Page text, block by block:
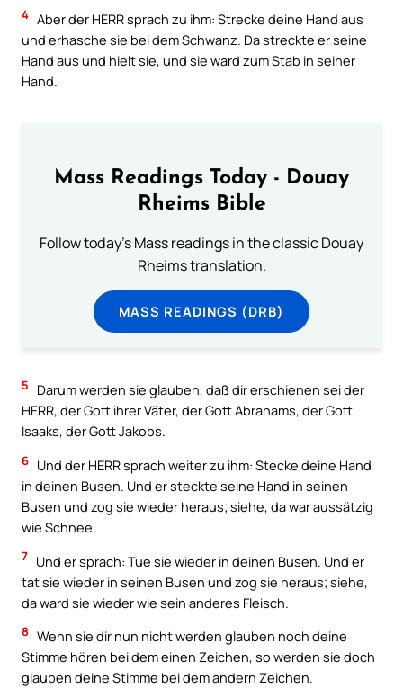
4 Aber der HERR sprach zu ihm: Strecke deine Hand aus
und erhasche sie bei dem Schwanz. Da streckte er seine
Hand aus und hielt sie, und sie ward zum Stab in seiner
Hand.
Mass Readings Today - Douay
Rheims Bible
Follow today's Mass readings in the classic Douay
Rheims translation.
MASS READINGS (DRB)
5
Darum werden sie glauben, daß dir erschienen sei der
HERR, der Gott ihrer Väter, der Gott Abrahams, der Gott
Isaaks, der Gott Jakobs.
6 Und der HERR sprach weiter zu ihm: Stecke deine Hand
in deinen Busen. Und er steckte seine Hand in seinen
Busen und zog sie wieder heraus; siehe, da war aussätzig
wie Schnee.
7 Und er sprach: Tue sie wieder in deinen Busen. Und er
tat sie wieder in seinen Busen und zog sie heraus; siehe,
da ward sie wieder wie sein anderes Fleisch.
8 Wenn sie dir nun nicht werden glauben noch deine
Stimme hören bei dem einen Zeichen, so werden sie doch
glauben deine Stimme bei dem andern Zeichen.